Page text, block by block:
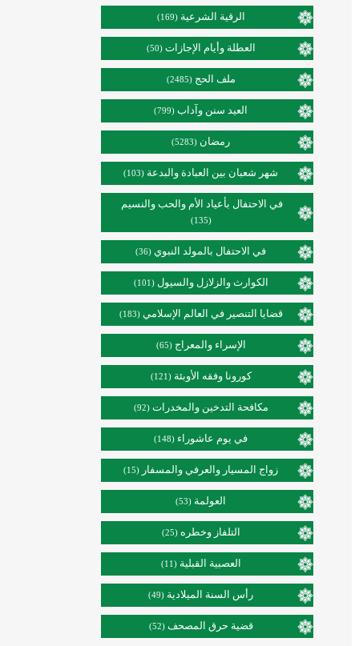
الرقية الشرعية (169)
العطلة وأيام الإجازات (50)
ملف الحج (2485)
العيد سنن وآداب (799)
رمضان (5283)
شهر شعبان بين العبادة والبدعة (103)
في الاحتفال بأعياد الأم والحب والنسيم
(135)
في الاحتفال بالمولد النبوي (36)
الكوارث والزلازل والسيول (101)
قضايا التنصير في العالم الإسلامي (183)
الإسراء والمعراج (65)
كورونا وفقه الأوبئة (121)
مكافحة التدخين والمخدرات (92)
في يوم عاشوراء (148)
زواج المسيار والعرفي والمسفار (15)
العولمة (53)
التلفاز وخطره (25)
العصبية القبلية (11)
رأس السنة الميلادية (49)
قضية حرق المصحف (52)